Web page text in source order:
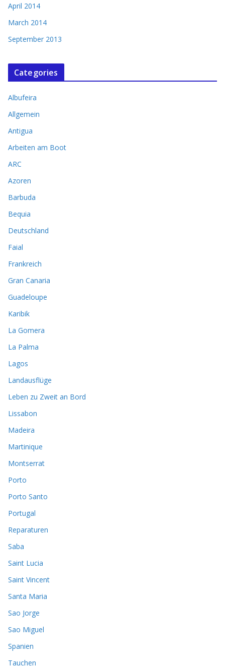
April 2014
March 2014
September 2013
Categories
Albufeira
Allgemein
Antigua
Arbeiten am Boot
ARC
Azoren
Barbuda
Bequia
Deutschland
Faial
Frankreich
Gran Canaria
Guadeloupe
Karibik
La Gomera
La Palma
Lagos
Landausflüge
Leben zu Zweit an Bord
Lissabon
Madeira
Martinique
Montserrat
Porto
Porto Santo
Portugal
Reparaturen
Saba
Saint Lucia
Saint Vincent
Santa Maria
Sao Jorge
Sao Miguel
Spanien
Tauchen